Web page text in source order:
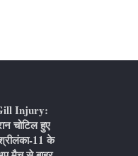
Injury:
चोटिल हुए
11 के